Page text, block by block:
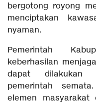
bergotong royong
menciptakan
nyaman.
Pemerintah
keberhasilan
dapat dilakukan
pemerintah
elemen